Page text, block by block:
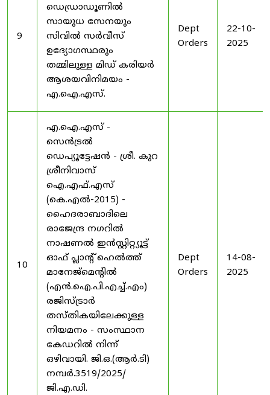
9
ഡെഡ്രാഡൂണിൽ
സായുധ സേനയും
സിവിൽ സർവീസ്
ഉദ്യോഗസ്ഥരും
തമ്മിലുള്ള മിഡ് കരിയർ
ആശയവിനിമയം -
എ.ഐ.എസ്.
Dept
Orders
22-10-
2025
10
എ.ഐ.എസ് -
സെൻട്രൽ
ഡെപ്യൂട്ടേഷൻ - ശ്രീ. കുറ
ശ്രീനിവാസ്
ഐ.എഫ്.എസ്
(കെ.എൽ-2015) -
ഹൈദരാബാദിലെ
രാജേന്ദ്ര നഗറിൽ
നാഷണൽ ഇൻസ്റ്റിറ്റ്യൂട്ട്
ഓഫ് പ്ലാന്റ് ഹെൽത്ത്
മാനേജ്‌മെന്റിൽ
(എൻ.ഐ.പി.എച്ച്.എം)
രജിസ്ട്രാർ
തസ്തികയിലേക്കുള്ള
നിയമനം - സംസ്ഥാന
കേഡറിൽ നിന്ന്
ഒഴിവായി. ജി.ഒ.(ആർ.ടി)
നമ്പർ.3519/2025/
ജി.എ.ഡി.
Dept
Orders
14-08-
2025